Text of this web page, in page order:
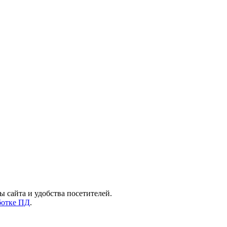
и удобства посетителей.
ПД.